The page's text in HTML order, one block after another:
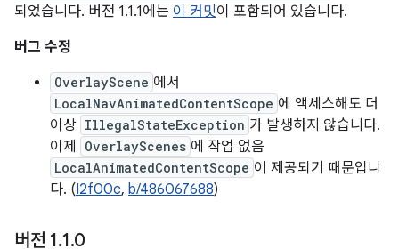
되었습니다. 버전 1.1.1에는 이 커밋이 포함되어 있습니다.
버그 수정
OverlayScene 에서
LocalNavAnimatedContentScope 에 액세스해도 더
이상 IllegalStateException 가 발생하지 않습니다.
이제
OverlayScenes 에 작업 없음
LocalAnimatedContentScope 이 제공되기 때문입니
다. (I2f00c, b/486067688)
버전 1.1.0